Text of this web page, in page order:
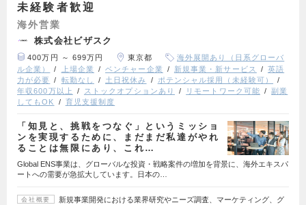
未経験者歓迎
海外営業
株式会社ビザスク
400万円 ～ 699万円 東京都
海外展開あり（日系グローバ
ル企業）
上場企業 ベンチャー企業 新規事業・新サービス
英語
力が必要
転勤なし 土日祝休み
ポテンシャル採用（未経験可）
年収600万以上
ストックオプションあり リモートワーク可能
副業
してもOK
育児支援制度
「知見と、挑戦をつなぐ」というミッショ
ンを実現するために、まだまだ私達がやれ
ることは無限にあり、これ…
Global ENS事業は、グローバルな投資・戦略案件の増加を背景に、海外エキスパ
ートへの需要が急拡大しています。日本の…
会社概要
新規事業開発における業界研究やニーズ調査、マーケティング、グ